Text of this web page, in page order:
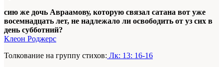
сию же дочь Авраамову, которую связал сатана вот уже
восемнадцать лет, не надлежало ли освободить от уз сих в
день субботний?
Клеон Роджерс
Толкование на группу стихов: Лк: 13: 16-16